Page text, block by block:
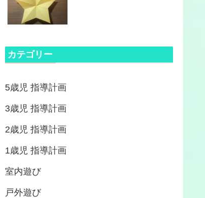
カテゴリー
5歳児 指導計画
3歳児 指導計画
2歳児 指導計画
1歳児 指導計画
室内遊び
戸外遊び